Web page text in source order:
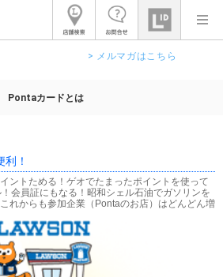
> メルマガはこちら
Pontaカードとは
！
ントためる！ゲオでたまったポイントを使って
会員証にもなる！昭和シェル石油でガソリンを
れからも参加企業（Pontaのお店）はどんどん増